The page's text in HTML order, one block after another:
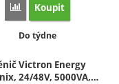
24V/1600VA Smart,
Přidat 'Měnič Victron
Koupit
Dostupnost:
Do týdne
Victron Energy
24/48V, 5000VA,…